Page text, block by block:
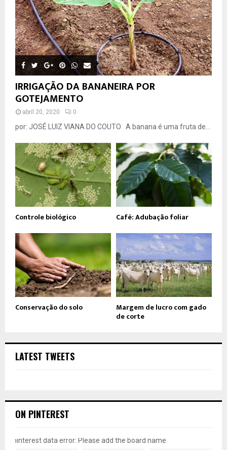
IRRIGAÇÃO DA BANANEIRA POR
GOTEJAMENTO
abril 20, 2020 0
por: JOSÉ LUIZ VIANA DO COUTO A banana é uma fruta de...
Controle biológico Café: Adubação foliar
Conservação do solo Margem de lucro com gado
de corte
LATEST TWEETS
ON PINTEREST
pinterest data error: Please add the board name